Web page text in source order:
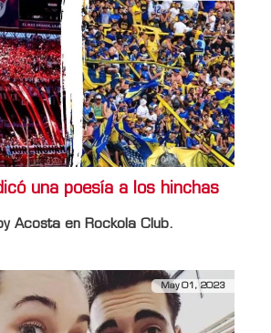
una poesía a los hinchas
Acosta en Rockola Club.
May 01, 2023